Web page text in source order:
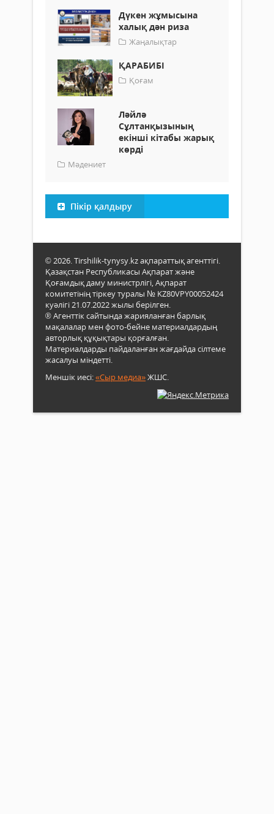
Дүкен жұмысына
халық дән риза
Жаңалықтар
ҚАРАБИБІ
Қоғам
Ләйлә
Сұлтанқызының
екінші кітабы жарық
көрді
Мәдениет
Пікір қалдыру
© 2026. Tirshilik-tynysy.kz ақпараттық агенттігі.
Қазақстан Республикасы Ақпарат және
Қоғамдық даму министрлігі, Ақпарат
комитетінің тіркеу туралы № KZ80VPY00052424
куәлігі 21.07.2022 жылы берілген.
® Агенттік сайтында жарияланған барлық
мақалалар мен фото-бейне материалдардың
авторлық құқықтары қорғалған.
Материалдарды пайдаланған жағдайда сілтеме
жасалуы міндетті.
Меншік иесі:«Сыр медиа»ЖШС.